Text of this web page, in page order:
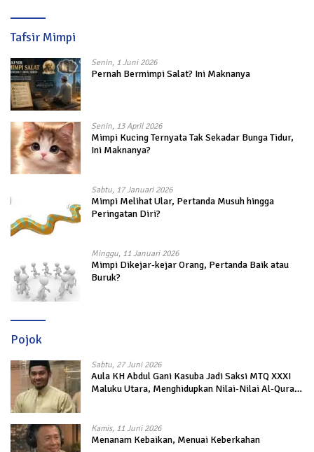
Tafsir Mimpi
Senin, 1 Juni 2026
Pernah Bermimpi Salat? Ini Maknanya
Senin, 13 April 2026
Mimpi Kucing Ternyata Tak Sekadar Bunga Tidur,
Ini Maknanya?
Sabtu, 17 Januari 2026
Mimpi Melihat Ular, Pertanda Musuh hingga
Peringatan Diri?
Minggu, 11 Januari 2026
Mimpi Dikejar-kejar Orang, Pertanda Baik atau
Buruk?
Pojok
Sabtu, 27 Juni 2026
Aula KH Abdul Gani Kasuba Jadi Saksi MTQ XXXI
Maluku Utara, Menghidupkan Nilai-Nilai Al-Quran
Kamis, 11 Juni 2026
Menanam Kebaikan, Menuai Keberkahan